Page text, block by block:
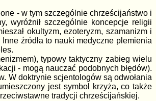
- w tym szczególnie chrześcijaństwo i
wyróżnił szczególnie koncepcje religii
okultyzm, ezoteryzm, szamanizm i
źródła to nauki medyczne plemienia
typowy taktyczny zabieg wielu
- mogą nauczać podobnych błędów).
W doktrynie scjentologów są odwołania
jest symbol krzyża, co także
tradycji chrześcijańskiej.